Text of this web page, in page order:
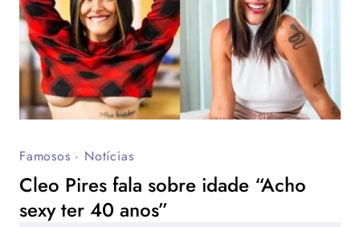
Famosos · Notícias
Cleo Pires fala sobre idade “Acho
sexy ter 40 anos”